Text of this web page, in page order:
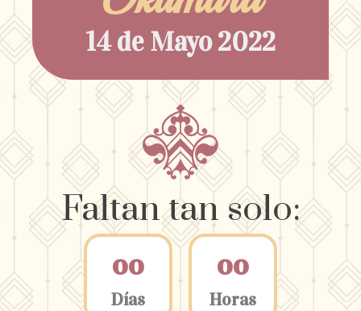
14 de Mayo 2022
Faltan tan solo:
00
Días
00
Horas